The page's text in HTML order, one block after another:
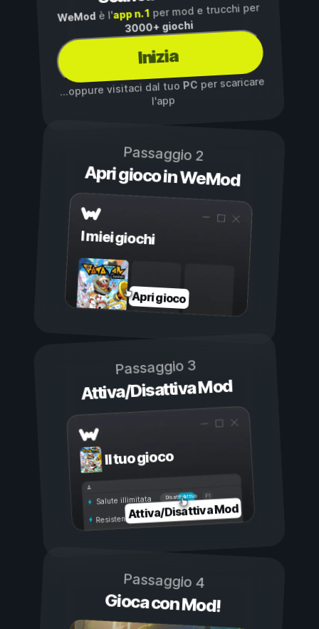
WeMod è l'app n. 1per mod e trucchi per
3000+ giochi
Inizia
...oppure visitaci dal tuoPC per scaricare
l'app
Passaggio 2
Apri gioco in WeMod
I miei giochi
Apri gioco
Passaggio 3
Attiva/Disattiva Mod
Il tuo gioco
Attivo
Disattivo
Salute illimitata
Resistenza illimitata
Attiva/Disattiva Mod
Passaggio 4
Gioca con Mod!